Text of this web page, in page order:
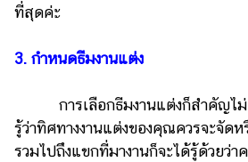
คอร์ส
ออนไลน์
ที่สุดค่ะ
3. กำหนดธีมงานแต่ง
การเลือกธีมงานแต่งก็สำคัญไม่
รู้ว่าทิศทางงานแต่งของคุณควรจะจัด
รวมไปถึงแขกที่มางานก็จะได้รู้ด้วยว่า